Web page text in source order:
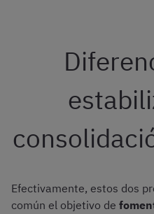
Efectivamente, estos dos
común el objetivo de